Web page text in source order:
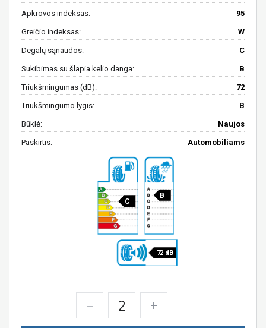
Apkrovos indeksas: 95
Greičio indeksas: W
Degalų sąnaudos: C
Sukibimas su šlapia kelio danga: B
Triukšmingumas (dB): 72
Triukšmingumo lygis: B
Būklė: Naujos
Paskirtis: Automobiliams
C
B
72 dB
– +